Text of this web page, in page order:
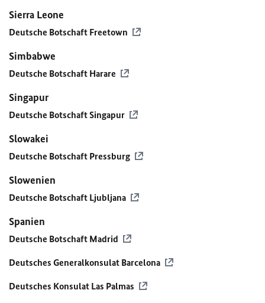
Sierra Leone
Deutsche Botschaft Freetown
Simbabwe
Deutsche Botschaft Harare
Singapur
Deutsche Botschaft Singapur
Slowakei
Deutsche Botschaft Pressburg
Slowenien
Deutsche Botschaft Ljubljana
Spanien
Deutsche Botschaft Madrid
Deutsches Generalkonsulat Barcelona
Deutsches Konsulat Las Palmas